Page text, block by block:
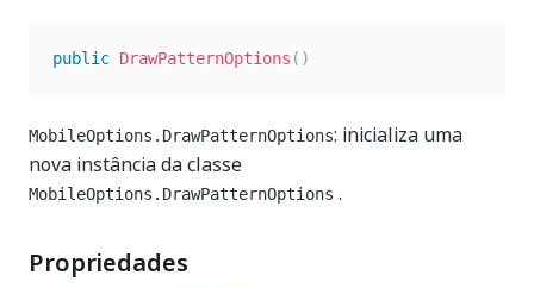
public DrawPatternOptions ( )
MobileOptions.DrawPatternOptions: inicializa uma
nova instância da classe
MobileOptions.DrawPatternOptions .
Propriedades